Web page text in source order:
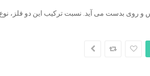
روی بدست می آید. نسبت ترکیب این دو فلز، نوع و